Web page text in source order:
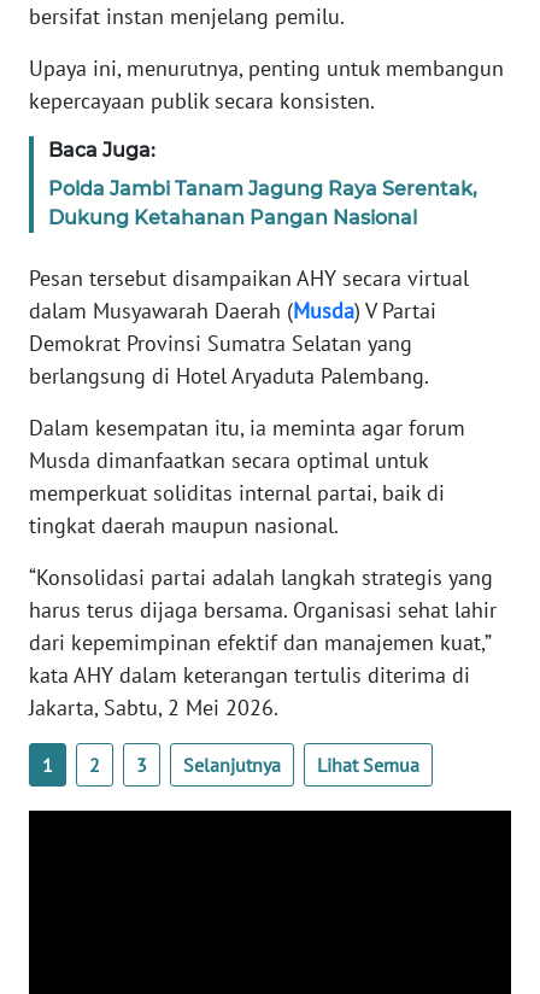
bersifat instan menjelang pemilu.
Upaya ini, menurutnya, penting untuk membangun
kepercayaan publik secara konsisten.
Baca Juga:
Polda Jambi Tanam Jagung Raya Serentak,
Dukung Ketahanan Pangan Nasional
Pesan tersebut disampaikan AHY secara virtual
dalam Musyawarah Daerah (Musda) V Partai
Demokrat Provinsi Sumatra Selatan yang
berlangsung di Hotel Aryaduta Palembang.
Dalam kesempatan itu, ia meminta agar forum
Musda dimanfaatkan secara optimal untuk
memperkuat soliditas internal partai, baik di
tingkat daerah maupun nasional.
“Konsolidasi partai adalah langkah strategis yang
harus terus dijaga bersama. Organisasi sehat lahir
dari kepemimpinan efektif dan manajemen kuat,”
kata AHY dalam keterangan tertulis diterima di
Jakarta, Sabtu, 2 Mei 2026.
1 2 3 Selanjutnya Lihat Semua
Wahana
Regional
WN
SUMUT
JAKARTA
WN
WN
BANTEN
NTT
WN
KEPRI
WN
PAPUA